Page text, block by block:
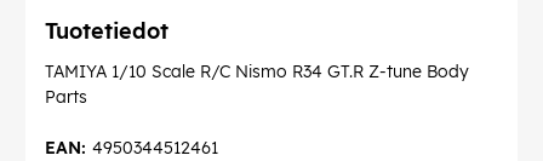
Tuotetiedot
TAMIYA 1/10 Scale R/C Nismo R34 GT.R Z-tune Body
Parts
4950344512461
EAN: